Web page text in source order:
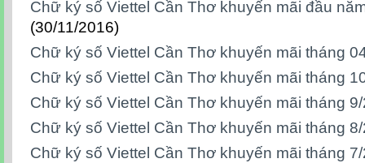
Chữ ký số Viettel Cần Thơ khuyến mãi đầu
(30/11/2016)
Chữ ký số Viettel Cần Thơ khuyến mãi tháng
Chữ ký số Viettel Cần Thơ khuyến mãi tháng
Chữ ký số Viettel Cần Thơ khuyến mãi tháng
Chữ ký số Viettel Cần Thơ khuyến mãi tháng
Chữ ký số Viettel Cần Thơ khuyến mãi tháng